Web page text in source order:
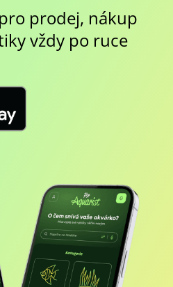
prodej, nákup
vždy po ruce